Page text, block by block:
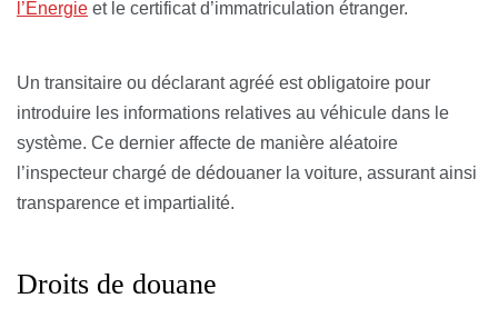
l’Energie et le certificat d’immatriculation étranger.
Un transitaire ou déclarant agréé est obligatoire pour
introduire les informations relatives au véhicule dans le
système. Ce dernier affecte de manière aléatoire
l’inspecteur chargé de dédouaner la voiture, assurant ainsi
transparence et impartialité.
Droits de douane